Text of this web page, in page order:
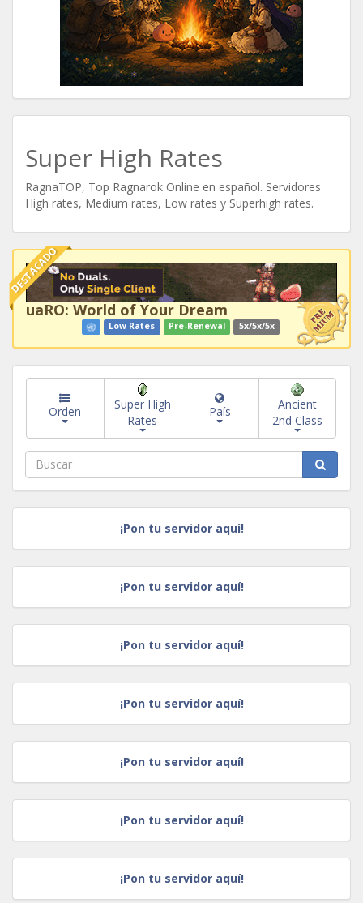
Super High Rates
RagnaTOP, Top Ragnarok Online en español. Servidores
High rates, Medium rates, Low rates y Superhigh rates.
DESTACADO
uaRO: World of Your Dream
Low Rates Pre-Renewal 5x/5x/5x
Orden
Super High
Rates
País
Ancient
2nd Class
¡Pon tu servidor aquí!
¡Pon tu servidor aquí!
¡Pon tu servidor aquí!
¡Pon tu servidor aquí!
¡Pon tu servidor aquí!
¡Pon tu servidor aquí!
¡Pon tu servidor aquí!